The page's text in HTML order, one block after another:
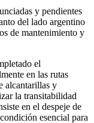
y pendientes
del lado argentino
de mantenimiento y
el
en las rutas
alcantarillas y
la transitabilidad
en el despeje de
esencial para